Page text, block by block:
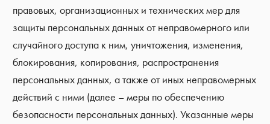
правовых, организационных и технических мер для
защиты персональных данных от неправомерного или
случайного доступа к ним, уничтожения, изменения,
блокирования, копирования, распространения
персональных данных, а также от иных неправомерных
действий с ними (далее – меры по обеспечению
безопасности персональных данных). Указанные меры